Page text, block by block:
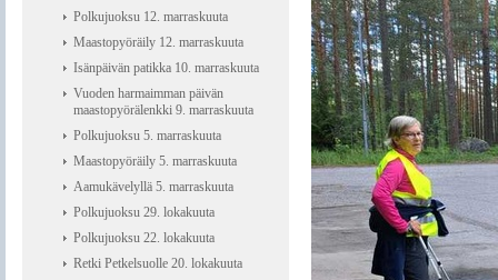
Polkujuoksu 12. marraskuuta
Maastopyöräily 12. marraskuuta
Isänpäivän patikka 10. marraskuuta
Vuoden harmaimman päivän
maastopyörälenkki 9. marraskuuta
Polkujuoksu 5. marraskuuta
Maastopyöräily 5. marraskuuta
Aamukävelyllä 5. marraskuuta
Polkujuoksu 29. lokakuuta
Polkujuoksu 22. lokakuuta
Retki Petkelsuolle 20. lokakuuta